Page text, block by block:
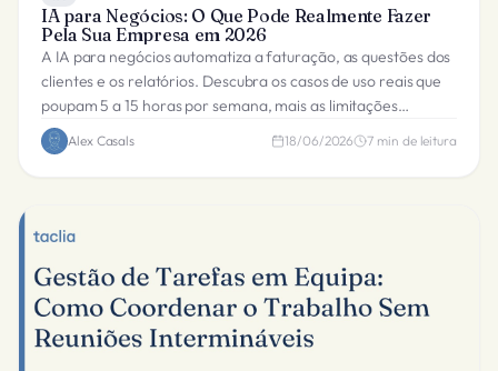
IA para Negócios: O Que Pode Realmente Fazer
Pela Sua Empresa em 2026
A IA para negócios automatiza a faturação, as questões dos
clientes e os relatórios. Descubra os casos de uso reais que
poupam 5 a 15 horas por semana, mais as limitações
honestas.
Alex Casals 18/06/2026 7 min de leitura